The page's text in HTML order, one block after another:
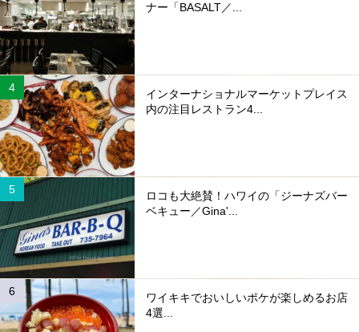
ナー「BASALT／...
インターナショナルマーケットプレイス
内の注目レストラン4...
ロコも大絶賛！ハワイの「ジーナズバー
ベキュー／Gina'...
ワイキキでおいしいポケが楽しめるお店
4選...